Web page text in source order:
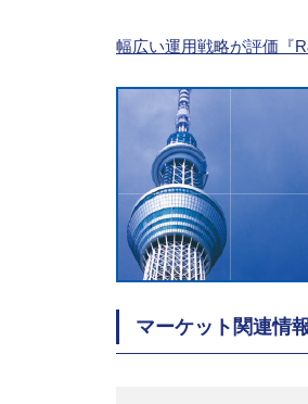
幅広い運用戦略が評価『
マーケット関連情